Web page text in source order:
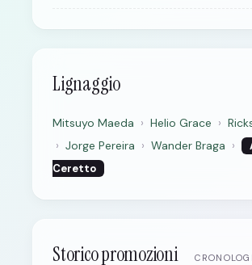
Lignaggio
Mitsuyo Maeda › Helio Grace ›
› Jorge Pereira › Wander Braga ›
Ceretto
Storico promozioni